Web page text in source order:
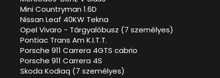
Mini Countryman 1.6D
Nissan Leaf 40KW Tekna
Opel Vivaro - Tárgyalóbusz (7 személyes)
Pontiac Trans Am K.I.T.T.
Porsche 911 Carrera 4GTS cabrio
Porsche 911 Carrera 4S
Skoda Kodiaq (7 személyes)